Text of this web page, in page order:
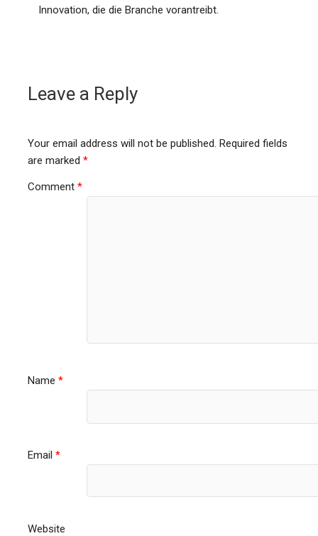
Innovation, die die Branche vorantreibt.
Leave a Reply
Your email address will not be published. Required fields
are marked *
Comment *
Name *
Email *
Website